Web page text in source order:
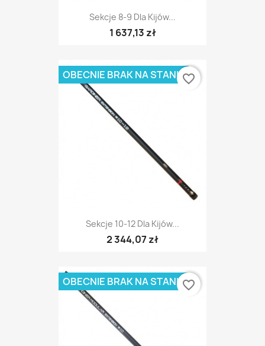
Sekcje 8-9 Dla Kijów...
1 637,13 zł
Sekcje 10-12 Dla Kijów...
2 344,07 zł
OBECNIE BRAK NA STANIEfavorite_border
OBECNIE BRAK NA STANIEfavorite_border